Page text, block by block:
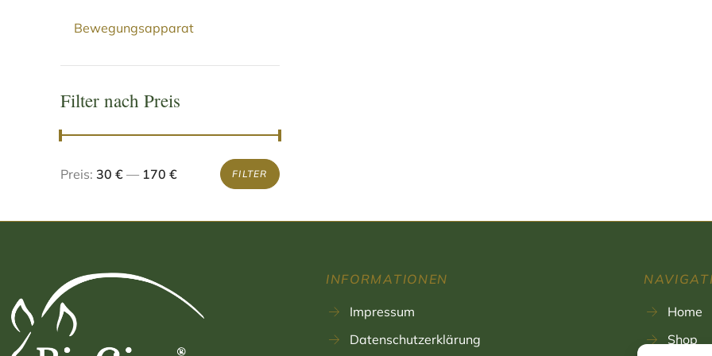
Bewegungsapparat
Filter nach Preis
FILTER
Preis: 30 € — 170 €
INFORMATIONEN
Impressum
Datenschutzerklärung
Home
Shop